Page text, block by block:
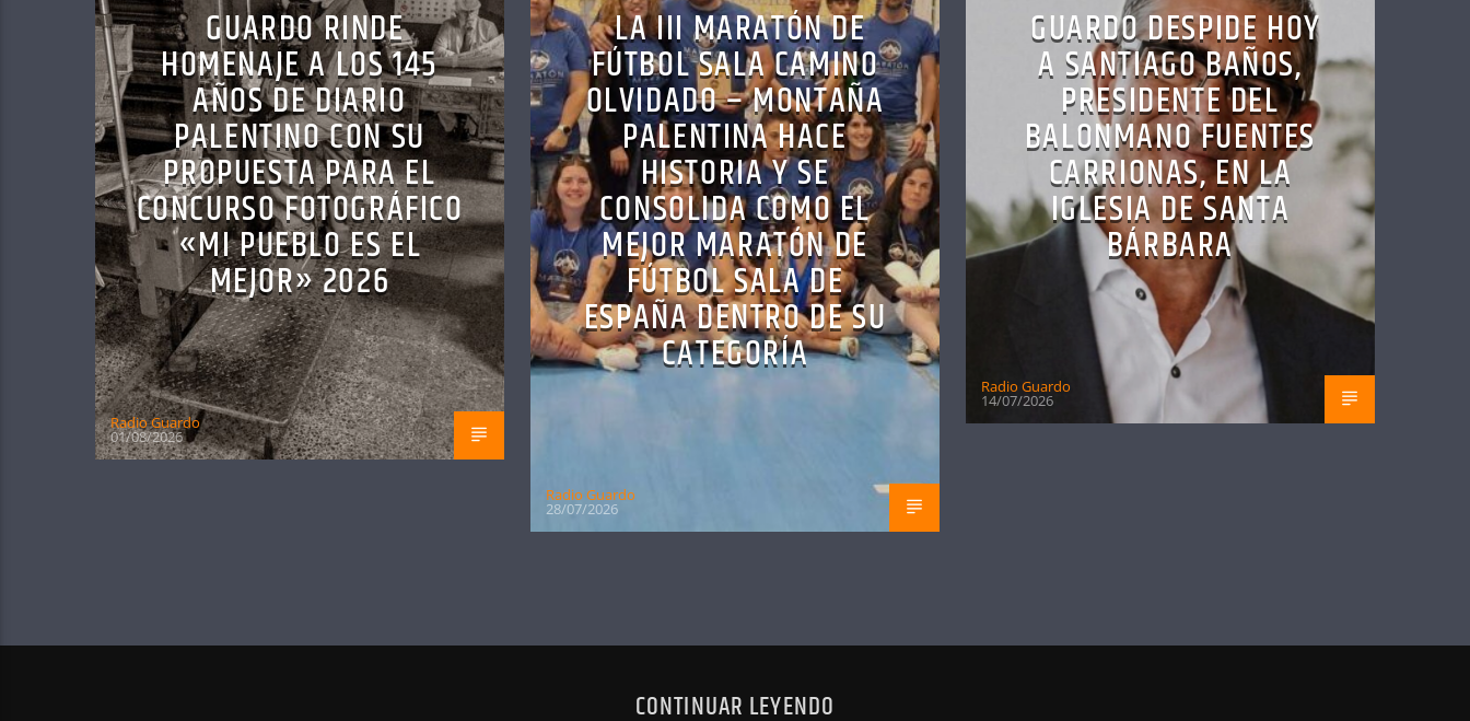
GUARDO RINDE
HOMENAJE A LOS 145
AÑOS DE DIARIO
PALENTINO CON SU
PROPUESTA PARA EL
CONCURSO FOTOGRÁFICO
«MI PUEBLO ES EL
MEJOR» 2026
Radio Guardo
01/08/2026
LA III MARATÓN DE
FÚTBOL SALA CAMINO
OLVIDADO – MONTAÑA
PALENTINA HACE
HISTORIA Y SE
CONSOLIDA COMO EL
MEJOR MARATÓN DE
FÚTBOL SALA DE
ESPAÑA DENTRO DE SU
CATEGORÍA
Radio Guardo
28/07/2026
GUARDO DESPIDE HOY
A SANTIAGO BAÑOS,
PRESIDENTE DEL
BALONMANO FUENTES
CARRIONAS, EN LA
IGLESIA DE SANTA
BÁRBARA
Radio Guardo
14/07/2026
CONTINUAR LEYENDO